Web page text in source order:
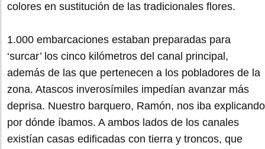
colores en sustitución de las tradicionales flores.
1.000 embarcaciones estaban preparadas para
‘surcar’ los cinco kilómetros del canal principal,
además de las que pertenecen a los pobladores de la
zona. Atascos inverosímiles impedían avanzar más
deprisa. Nuestro barquero, Ramón, nos iba explicando
por dónde íbamos. A ambos lados de los canales
existían casas edificadas con tierra y troncos, que